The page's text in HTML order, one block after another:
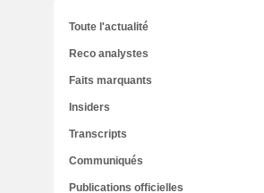
Toute l'actualité
Reco analystes
Faits marquants
Insiders
Transcripts
Communiqués
Publications officielles